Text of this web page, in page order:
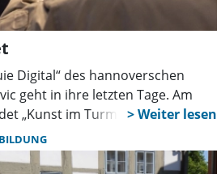
Digital“ des hannoverschen
geht in ihre letzten Tage. Am
„Kunst im Turm und in der
in der Stadtkirche. Besucher
noch an mehreren Terminen